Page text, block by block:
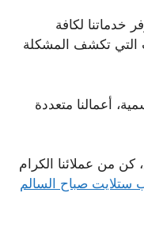
خدماتنا لكافة
تكشف المشكلة
أعمالنا متعددة
من عملائنا الكرام
ستلايت صباح السالم